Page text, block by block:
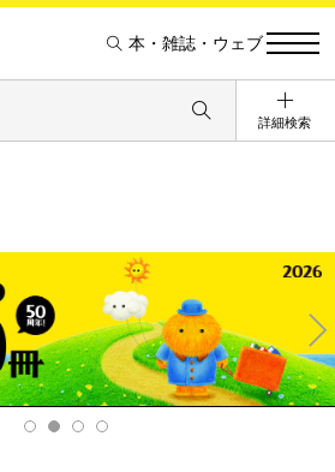
本・雑誌・ウェブ
詳細検索
Ne
xt